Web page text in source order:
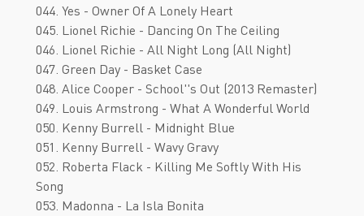
044. Yes - Owner Of A Lonely Heart
045. Lionel Richie - Dancing On The Ceiling
046. Lionel Richie - All Night Long (All Night)
047. Green Day - Basket Case
048. Alice Cooper - School''s Out (2013 Remaster)
049. Louis Armstrong - What A Wonderful World
050. Kenny Burrell - Midnight Blue
051. Kenny Burrell - Wavy Gravy
052. Roberta Flack - Killing Me Softly With His
Song
053. Madonna - La Isla Bonita